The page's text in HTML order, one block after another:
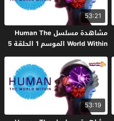
53:21
مشاهدة مسلسل Human The
World Within الموسم 1 الحلقة 5
مترجم
53:19